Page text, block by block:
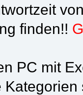
finden!!
PC mit